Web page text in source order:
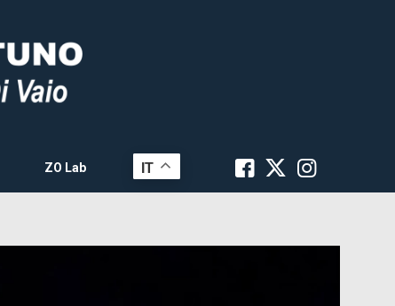
ZO Lab IT